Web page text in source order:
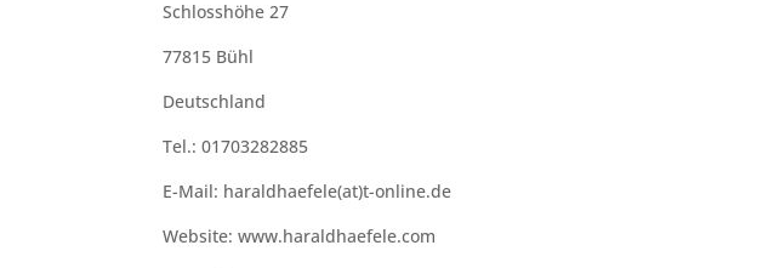
Schlosshöhe 27
77815 Bühl
Deutschland
Tel.: 01703282885
E-Mail: haraldhaefele(at)t-online.de
Website: www.haraldhaefele.com